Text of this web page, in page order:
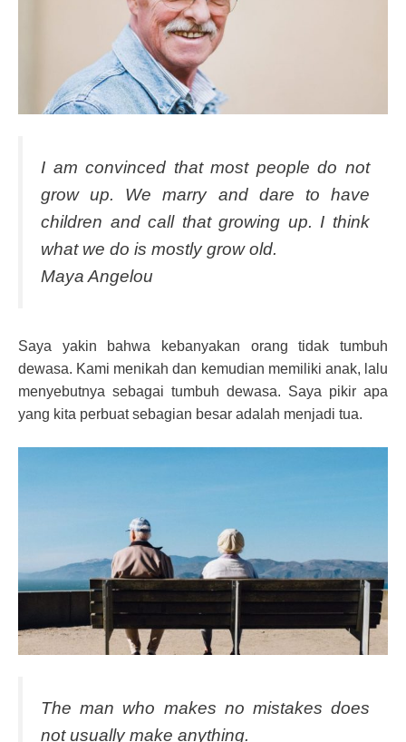
I am convinced that most people do not
grow up. We marry and dare to have
children and call that growing up. I think
what we do is mostly grow old.
Maya Angelou
Saya yakin bahwa kebanyakan orang tidak tumbuh
dewasa. Kami menikah dan kemudian memiliki anak, lalu
menyebutnya sebagai tumbuh dewasa. Saya pikir apa
yang kita perbuat sebagian besar adalah menjadi tua.
The man who makes no mistakes does
not usually make anything.